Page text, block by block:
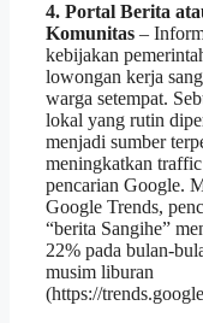
4. Portal Berita
Komunitas –
kebijakan
lowongan kerja
warga setempat.
lokal yang rutin
menjadi sumber
meningkatkan
pencarian Google.
Google Trends,
“berita Sangihe”
22% pada bulan-
musim liburan
(https://